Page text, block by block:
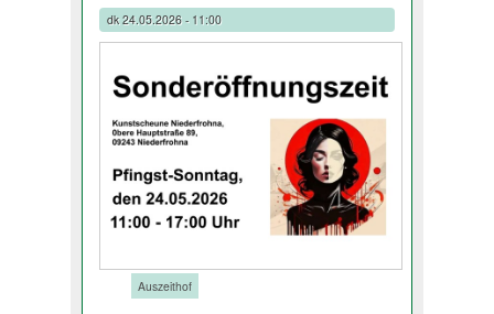
dk24.05.2026 - 11:00
Auszeithof